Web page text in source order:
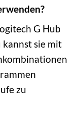
G Hub
sie mit
zu